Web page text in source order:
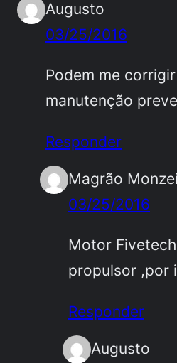
Augusto
03/25/2016
Podem me
manutenção
Responder
Magrão
03/25/2016
Motor
propulsor ,por
Responder
Augusto